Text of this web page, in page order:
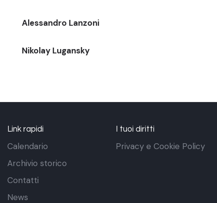
Alessandro Lanzoni
Nikolay Lugansky
Link rapidi
Calendario
Archivio storico
Contatti
News
I tuoi diritti
Privacy e Cookie Policy